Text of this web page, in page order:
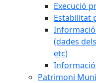
Execució
Estabilitat
(dades
etc)
Patrimoni